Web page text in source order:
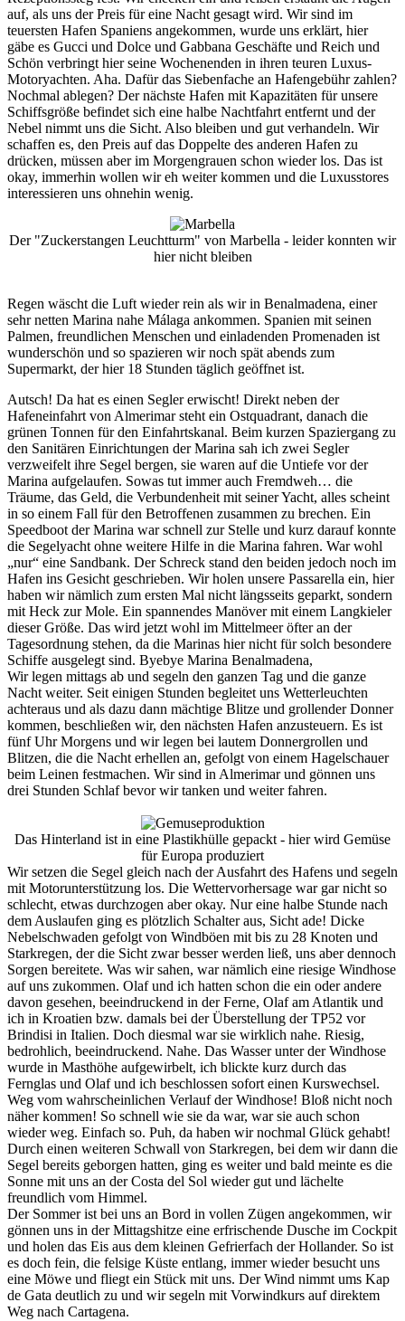
auf, als uns der Preis für eine Nacht gesagt wird. Wir sind im
teuersten Hafen Spaniens angekommen, wurde uns erklärt, hier
gäbe es Gucci und Dolce und Gabbana Geschäfte und Reich und
Schön verbringt hier seine Wochenenden in ihren teuren Luxus-
Motoryachten. Aha. Dafür das Siebenfache an Hafengebühr zahlen?
Nochmal ablegen? Der nächste Hafen mit Kapazitäten für unsere
Schiffsgröße befindet sich eine halbe Nachtfahrt entfernt und der
Nebel nimmt uns die Sicht. Also bleiben und gut verhandeln. Wir
schaffen es, den Preis auf das Doppelte des anderen Hafen zu
drücken, müssen aber im Morgengrauen schon wieder los. Das ist
okay, immerhin wollen wir eh weiter kommen und die Luxusstores
interessieren uns ohnehin wenig.
Der "Zuckerstangen Leuchtturm" von Marbella - leider konnten wir
hier nicht bleiben
Regen wäscht die Luft wieder rein als wir in Benalmadena, einer
sehr netten Marina nahe Málaga ankommen. Spanien mit seinen
Palmen, freundlichen Menschen und einladenden Promenaden ist
wunderschön und so spazieren wir noch spät abends zum
Supermarkt, der hier 18 Stunden täglich geöffnet ist.
Autsch! Da hat es einen Segler erwischt! Direkt neben der
Hafeneinfahrt von Almerimar steht ein Ostquadrant, danach die
grünen Tonnen für den Einfahrtskanal. Beim kurzen Spaziergang zu
den Sanitären Einrichtungen der Marina sah ich zwei Segler
verzweifelt ihre Segel bergen, sie waren auf die Untiefe vor der
Marina aufgelaufen. Sowas tut immer auch Fremdweh… die
Träume, das Geld, die Verbundenheit mit seiner Yacht, alles scheint
in so einem Fall für den Betroffenen zusammen zu brechen. Ein
Speedboot der Marina war schnell zur Stelle und kurz darauf konnte
die Segelyacht ohne weitere Hilfe in die Marina fahren. War wohl
„nur“ eine Sandbank. Der Schreck stand den beiden jedoch noch im
Hafen ins Gesicht geschrieben. Wir holen unsere Passarella ein, hier
haben wir nämlich zum ersten Mal nicht längsseits geparkt, sondern
mit Heck zur Mole. Ein spannendes Manöver mit einem Langkieler
dieser Größe. Das wird jetzt wohl im Mittelmeer öfter an der
Tagesordnung stehen, da die Marinas hier nicht für solch besondere
Schiffe ausgelegt sind. Byebye Marina Benalmadena,
Wir legen mittags ab und segeln den ganzen Tag und die ganze
Nacht weiter. Seit einigen Stunden begleitet uns Wetterleuchten
achteraus und als dazu dann mächtige Blitze und grollender Donner
kommen, beschließen wir, den nächsten Hafen anzusteuern. Es ist
fünf Uhr Morgens und wir legen bei lautem Donnergrollen und
Blitzen, die die Nacht erhellen an, gefolgt von einem Hagelschauer
beim Leinen festmachen. Wir sind in Almerimar und gönnen uns
drei Stunden Schlaf bevor wir tanken und weiter fahren.
Das Hinterland ist in eine Plastikhülle gepackt - hier wird Gemüse
für Europa produziert
Wir setzen die Segel gleich nach der Ausfahrt des Hafens und segeln
mit Motorunterstützung los. Die Wettervorhersage war gar nicht so
schlecht, etwas durchzogen aber okay. Nur eine halbe Stunde nach
dem Auslaufen ging es plötzlich Schalter aus, Sicht ade! Dicke
Nebelschwaden gefolgt von Windböen mit bis zu 28 Knoten und
Starkregen, der die Sicht zwar besser werden ließ, uns aber dennoch
Sorgen bereitete. Was wir sahen, war nämlich eine riesige Windhose
auf uns zukommen. Olaf und ich hatten schon die ein oder andere
davon gesehen, beeindruckend in der Ferne, Olaf am Atlantik und
ich in Kroatien bzw. damals bei der Überstellung der TP52 vor
Brindisi in Italien. Doch diesmal war sie wirklich nahe. Riesig,
bedrohlich, beeindruckend. Nahe. Das Wasser unter der Windhose
wurde in Masthöhe aufgewirbelt, ich blickte kurz durch das
Fernglas und Olaf und ich beschlossen sofort einen Kurswechsel.
Weg vom wahrscheinlichen Verlauf der Windhose! Bloß nicht noch
näher kommen! So schnell wie sie da war, war sie auch schon
wieder weg. Einfach so. Puh, da haben wir nochmal Glück gehabt!
Durch einen weiteren Schwall von Starkregen, bei dem wir dann die
Segel bereits geborgen hatten, ging es weiter und bald meinte es die
Sonne mit uns an der Costa del Sol wieder gut und lächelte
freundlich vom Himmel.
Der Sommer ist bei uns an Bord in vollen Zügen angekommen, wir
gönnen uns in der Mittagshitze eine erfrischende Dusche im Cockpit
und holen das Eis aus dem kleinen Gefrierfach der Hollander. So ist
es doch fein, die felsige Küste entlang, immer wieder besucht uns
eine Möwe und fliegt ein Stück mit uns. Der Wind nimmt ums Kap
de Gata deutlich zu und wir segeln mit Vorwindkurs auf direktem
Weg nach Cartagena.